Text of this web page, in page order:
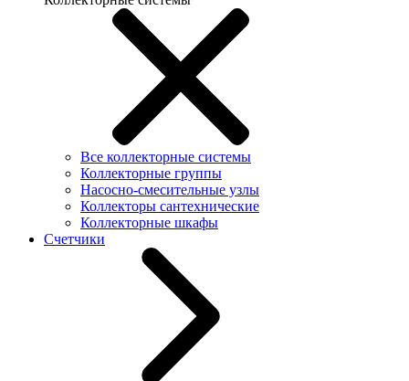
Все коллекторные системы
Коллекторные группы
Насосно-смесительные узлы
Коллекторы сантехнические
Коллекторные шкафы
Счетчики